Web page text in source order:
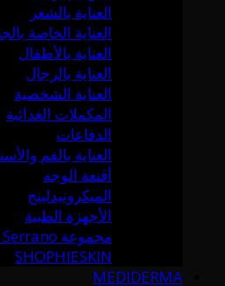
العناية بالشعر
العناية الخاصة
العناية بالأطفال
العناية بالرجال
العناية الشخصية
المكملات الغذائية
الدفاعات
العناية بالفم
أقنعة الوجه
الميكرونيدلينج
الأجهزة الطبية
مجموعة Dr. Serrano
SHOPHIESKIN
MEDIDERMA